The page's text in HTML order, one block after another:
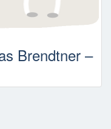
Brendtner –